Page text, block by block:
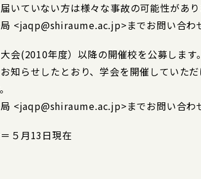
いていない方は様々な事故の可能性があり
<jaqp@shiraume.ac.jp>までお問い合わ
会(2010年度）以降の開催校を公募します。
知らせしたとおり、学会を開催していた
<jaqp@shiraume.ac.jp>までお問い合わ
５月13日現在